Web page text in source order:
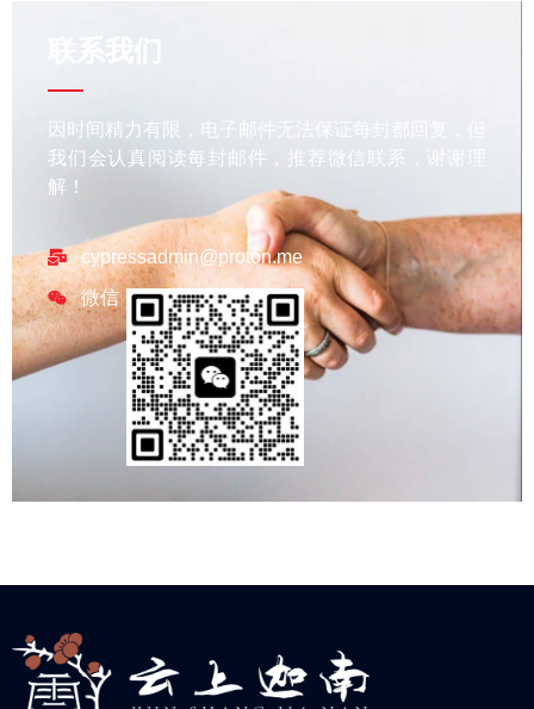
因时间精力有限，电子邮件无法保证每封都回复，但
我们会认真阅读每封邮件，推荐微信联系，谢谢理
解！
cypressadmin@proton.me
微信